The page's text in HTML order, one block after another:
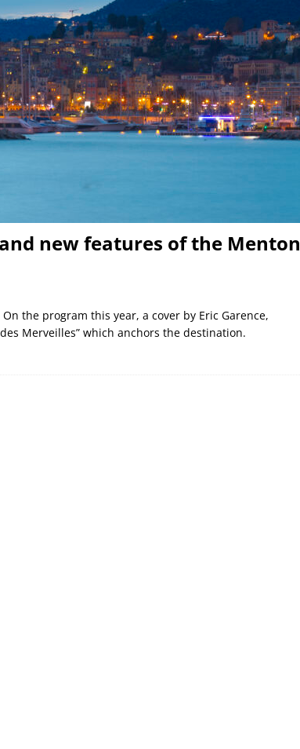
80 Jahre Jasminfest: Die Welthauptstadt des Parfums hüllt sich in
new features of the Menton
the program this year, a cover by Eric Garence,
Merveilles” which anchors the destination.